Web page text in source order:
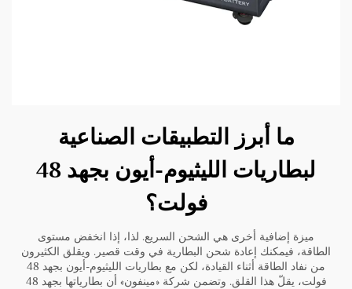
ما أبرز التطبيقات الصناعية
لبطاريات الليثيوم-أيون بجهد 48
فولت؟
ميزة إضافية أخرى هي الشحن السريع. لذا، إذا انخفض مستوى
الطاقة، فيمكنك إعادة شحن البطارية في وقت قصير. ويقلق الكثيرون
من نفاد الطاقة أثناء القيادة، لكن مع بطاريات الليثيوم-أيون بجهد 48
فولت، يقلّ هذا القلق. وتضمن شركة «مينفون» أن بطارياتها بجهد 48